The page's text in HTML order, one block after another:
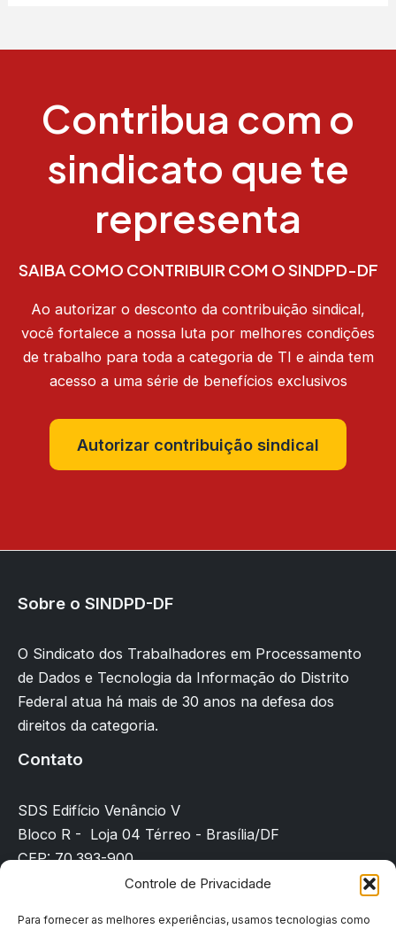
Controle de Privacidade
Para fornecer as melhores experiências, usamos tecnologias como
Contribua com o
sindicato que te
representa
SAIBA COMO CONTRIBUIR COM O SINDPD-DF
Ao autorizar o desconto da contribuição sindical,
você fortalece a nossa luta por melhores condições
de trabalho para toda a categoria de TI e ainda tem
acesso a uma série de benefícios exclusivos
Autorizar contribuição sindical
Sobre o SINDPD-DF
O Sindicato dos Trabalhadores em Processamento
de Dados e Tecnologia da Informação do Distrito
Federal atua há mais de 30 anos na defesa dos
direitos da categoria.
Contato
SDS Edifício Venâncio V
Bloco R - Loja 04 Térreo - Brasília/DF
CEP: 70.393-900